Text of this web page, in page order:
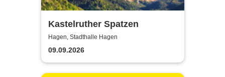
Kastelruther Spatzen
Hagen, Stadthalle Hagen
09.09.2026